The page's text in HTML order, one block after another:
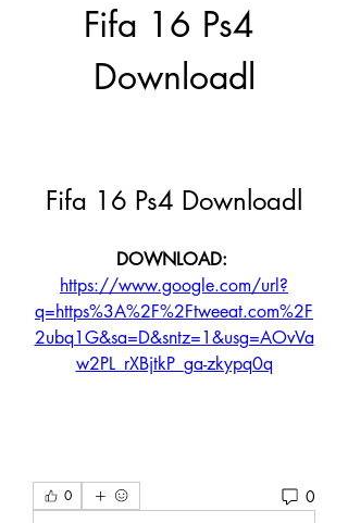
Fifa 16 Ps4
Downloadl
Fifa 16 Ps4 Downloadl
https://www.google.com/url?
q=https%3A%2F%2Ftweeat.com%2F
2ubq1G&sa=D&sntz=1&usg=AOvVa
w2PL_rXBjtkP_ga-zkypq0q
0 0